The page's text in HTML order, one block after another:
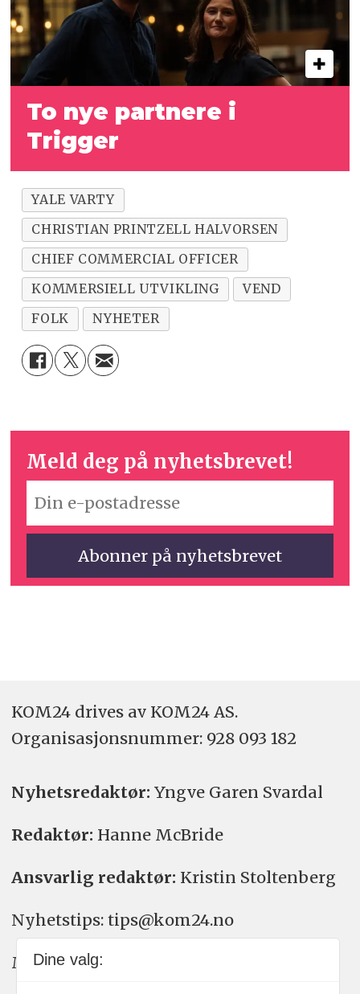
To nye partnere i
Trigger
YALE VARTY
CHRISTIAN PRINTZELL HALVORSEN
CHIEF COMMERCIAL OFFICER
KOMMERSIELL UTVIKLING
VEND
FOLK
NYHETER
Meld deg på nyhetsbrevet!
KOM24 drives av KOM24 AS.
Organisasjons­nummer: 928 093 182
Nyhetsredaktør: Yngve Garen Svardal
Redaktør: Hanne McBride
Ansvarlig redaktør: Kristin Stoltenberg
Nyhetstips: tips@kom24.no
Meninger: meninger@kom24.no
Dine valg: